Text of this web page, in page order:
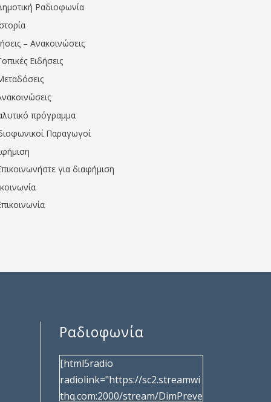
Ραδιοφωνία
– Ανακοινώσεις
Ειδήσεις
πρόγραμμα
Παραγωγοί
για διαφήμιση
Ραδιοφωνία
[html5radio
radiolink="https://sc2.streamwi
thq.com:2000/stream/DimPreve